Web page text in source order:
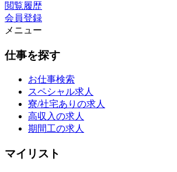
閲覧履歴
会員登録
メニュー
仕事を探す
お仕事検索
スペシャル求人
寮/社宅ありの求人
高収入の求人
期間工の求人
マイリスト